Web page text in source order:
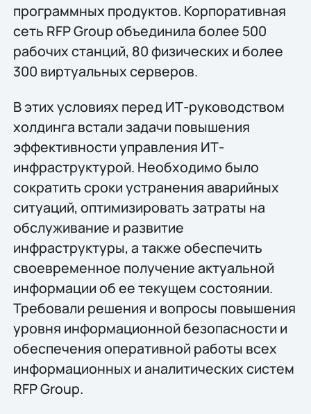
программных продуктов. Корпоративная
сеть RFP Group объединила более 500
рабочих станций, 80 физических и более
300 виртуальных серверов.
В этих условиях перед ИТ-руководством
холдинга встали задачи повышения
эффективности управления ИТ-
инфраструктурой. Необходимо было
сократить сроки устранения аварийных
ситуаций, оптимизировать затраты на
обслуживание и развитие
инфраструктуры, а также обеспечить
своевременное получение актуальной
информации об ее текущем состоянии.
Требовали решения и вопросы повышения
уровня информационной безопасности и
обеспечения оперативной работы всех
информационных и аналитических систем
RFP Group.